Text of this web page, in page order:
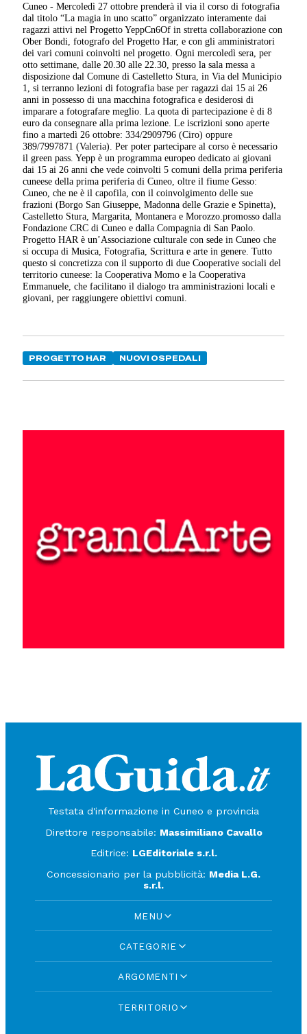
Cuneo - Mercoledì 27 ottobre prenderà il via il corso di fotografia
dal titolo “La magia in uno scatto” organizzato interamente dai
ragazzi attivi nel Progetto YeppCn6Of in stretta collaborazione con
Ober Bondi, fotografo del Progetto Har, e con gli amministratori
dei vari comuni coinvolti nel progetto. Ogni mercoledì sera, per
otto settimane, dalle 20.30 alle 22.30, presso la sala messa a
disposizione dal Comune di Castelletto Stura, in Via del Municipio
1, si terranno lezioni di fotografia base per ragazzi dai 15 ai 26
anni in possesso di una macchina fotografica e desiderosi di
imparare a fotografare meglio. La quota di partecipazione è di 8
euro da consegnare alla prima lezione. Le iscrizioni sono aperte
fino a martedì 26 ottobre: 334/2909796 (Ciro) oppure
389/7997871 (Valeria). Per poter partecipare al corso è necessario
il green pass. Yepp è un programma europeo dedicato ai giovani
dai 15 ai 26 anni che vede coinvolti 5 comuni della prima periferia
cuneese della prima periferia di Cuneo, oltre il fiume Gesso:
Cuneo, che ne è il capofila, con il coinvolgimento delle sue
frazioni (Borgo San Giuseppe, Madonna delle Grazie e Spinetta),
Castelletto Stura, Margarita, Montanera e Morozzo.promosso dalla
Fondazione CRC di Cuneo e dalla Compagnia di San Paolo.
Progetto HAR è un’Associazione culturale con sede in Cuneo che
si occupa di Musica, Fotografia, Scrittura e arte in genere. Tutto
questo si concretizza con il supporto di due Cooperative sociali del
territorio cuneese: la Cooperativa Momo e la Cooperativa
Emmanuele, che facilitano il dialogo tra amministrazioni locali e
giovani, per raggiungere obiettivi comuni.
PROGETTO HAR NUOVI OSPEDALI
Testata d'informazione in Cuneo e provincia
Direttore responsabile: Massimiliano Cavallo
Editrice: LGEditoriale s.r.l.
Concessionario per la pubblicità: Media L.G.
s.r.l.
MENU
CATEGORIE
ARGOMENTI
TERRITORIO